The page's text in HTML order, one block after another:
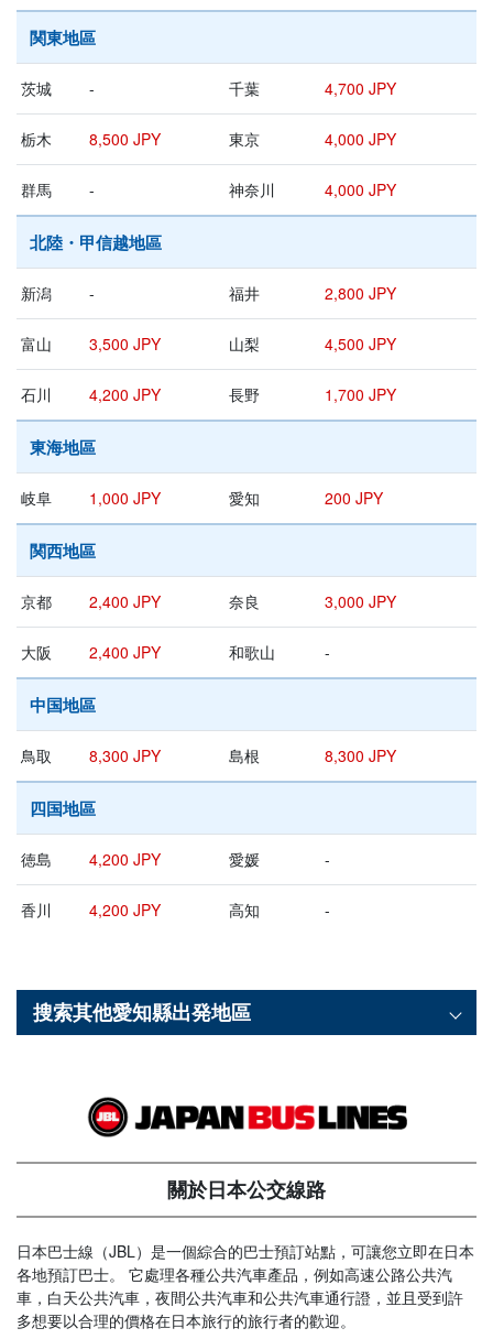
関東地區
茨城 - 千葉 4,700 JPY
栃木 8,500 JPY 東京 4,000 JPY
群馬 - 神奈川 4,000 JPY
北陸・甲信越地區
新潟 - 福井 2,800 JPY
富山 3,500 JPY 山梨 4,500 JPY
石川 4,200 JPY 長野 1,700 JPY
東海地區
岐阜 1,000 JPY 愛知 200 JPY
関西地區
京都 2,400 JPY 奈良 3,000 JPY
大阪 2,400 JPY 和歌山 -
中国地區
鳥取 8,300 JPY 島根 8,300 JPY
四国地區
徳島 4,200 JPY 愛媛 -
香川 4,200 JPY 高知 -
搜索其他愛知縣出発地區
關於日本公交線路
日本巴士線（JBL）是一個綜合的巴士預訂站點，可讓您立即在日本
各地預訂巴士。 它處理各種公共汽車產品，例如高速公路公共汽
車，白天公共汽車，夜間公共汽車和公共汽車通行證，並且受到許
多想要以合理的價格在日本旅行的旅行者的歡迎。